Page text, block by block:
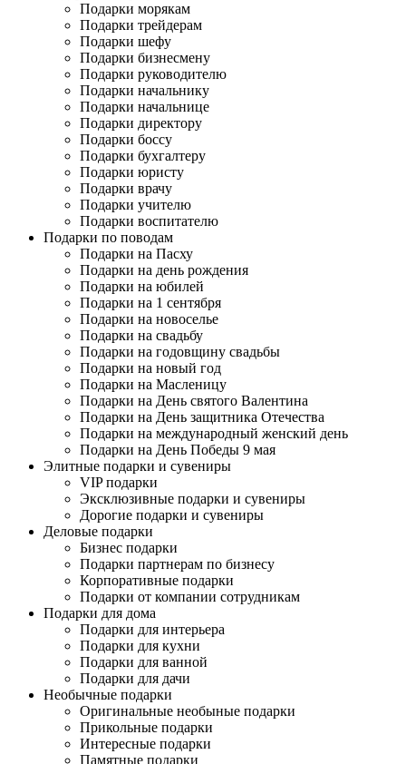
Подарки морякам
Подарки трейдерам
Подарки шефу
Подарки бизнесмену
Подарки руководителю
Подарки начальнику
Подарки начальнице
Подарки директору
Подарки боссу
Подарки бухгалтеру
Подарки юристу
Подарки врачу
Подарки учителю
Подарки воспитателю
Подарки по поводам
Подарки на Пасху
Подарки на день рождения
Подарки на юбилей
Подарки на 1 сентября
Подарки на новоселье
Подарки на свадьбу
Подарки на годовщину свадьбы
Подарки на новый год
Подарки на Масленицу
Подарки на День святого Валентина
Подарки на День защитника Отечества
Подарки на международный женский день
Подарки на День Победы 9 мая
Элитные подарки и сувениры
VIP подарки
Эксклюзивные подарки и сувениры
Дорогие подарки и сувениры
Деловые подарки
Бизнес подарки
Подарки партнерам по бизнесу
Корпоративные подарки
Подарки от компании сотрудникам
Подарки для дома
Подарки для интерьера
Подарки для кухни
Подарки для ванной
Подарки для дачи
Необычные подарки
Оригинальные необыные подарки
Прикольные подарки
Интересные подарки
Памятные подарки